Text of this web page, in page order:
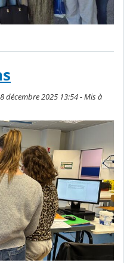
décembre 2025 13:54 - Mis à